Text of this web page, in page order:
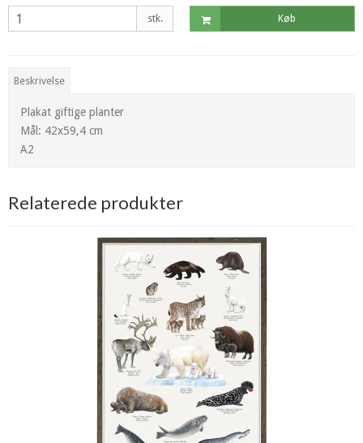
stk. Køb
Beskrivelse
Plakat giftige planter
Mål: 42x59,4 cm
A2
Relaterede produkter